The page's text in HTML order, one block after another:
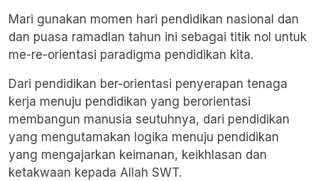
Mari gunakan momen hari pendidikan nasional dan
dan puasa ramadlan tahun ini sebagai titik nol untuk
me-re-orientasi paradigma pendidikan kita.
Dari pendidikan ber-orientasi penyerapan tenaga
kerja menuju pendidikan yang berorientasi
membangun manusia seutuhnya, dari pendidikan
yang mengutamakan logika menuju pendidikan
yang mengajarkan keimanan, keikhlasan dan
ketakwaan kepada Allah SWT.